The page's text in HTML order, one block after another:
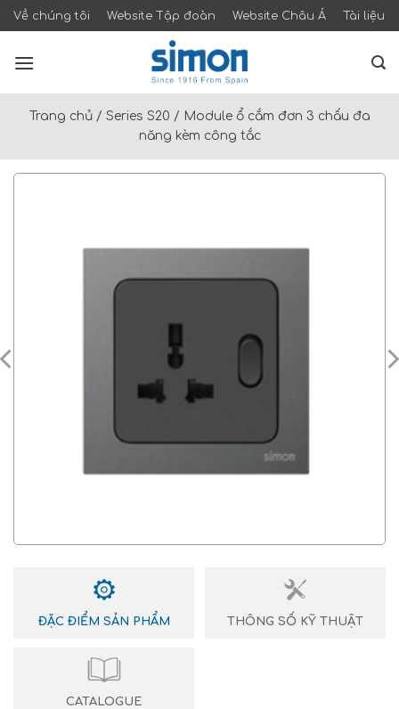
Skip
to
content
Về chúng tôi Website Tập đoàn Website Châu Á Tài liệu
Trang chủ/ Series S20 / Module ổ cắm đơn 3 chấu đa
năng kèm công tắc
ĐẶC ĐIỂM SẢN PHẨM THÔNG SỐ KỸ THUẬT
CATALOGUE